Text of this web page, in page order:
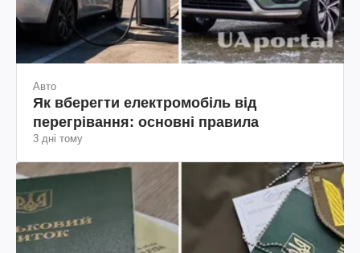
Авто
Як вберегти електромобіль від
перегрівання: основні правила
3 дні тому